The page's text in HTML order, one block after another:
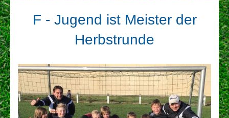
F - Jugend ist Meister der
Herbstrunde